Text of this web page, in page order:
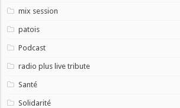
mix session
patois
Podcast
radio plus live tribute
Santé
Solidarité